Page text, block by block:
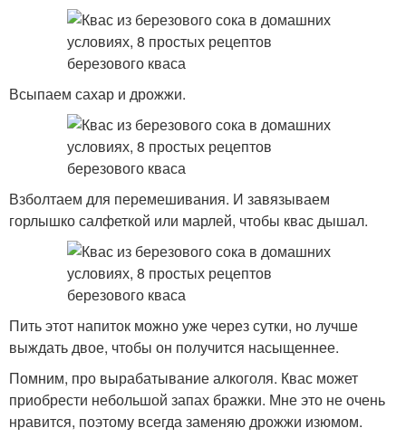
Всыпаем сахар и дрожжи.
Взболтаем для перемешивания. И завязываем
горлышко салфеткой или марлей, чтобы квас дышал.
Пить этот напиток можно уже через сутки, но лучше
выждать двое, чтобы он получится насыщеннее.
Помним, про вырабатывание алкоголя. Квас может
приобрести небольшой запах бражки. Мне это не очень
нравится, поэтому всегда заменяю дрожжи изюмом.